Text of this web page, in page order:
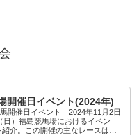
開催日イベント(2024年)
開催日イベント 2024年11月2日
日）福島競馬場におけるイベン
介。この開催の主なレースは福